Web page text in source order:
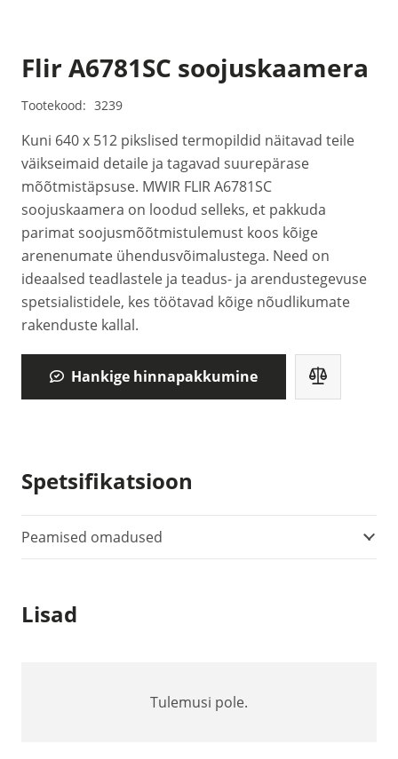
Flir A6781SC soojuskaamera
Tootekood: 3239
Kuni 640 x 512 pikslised termopildid näitavad teile
väikseimaid detaile ja tagavad suurepärase
mõõtmistäpsuse. MWIR FLIR A6781SC
soojuskaamera on loodud selleks, et pakkuda
parimat soojusmõõtmistulemust koos kõige
arenenumate ühendusvõimalustega. Need on
ideaalsed teadlastele ja teadus- ja arendustegevuse
spetsialistidele, kes töötavad kõige nõudlikumate
rakenduste kallal.
Hankige hinnapakkumine
Spetsifikatsioon
Peamised omadused
Lisad
Tulemusi pole.